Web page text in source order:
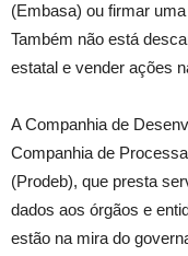
(Embasa) ou firmar
Também não está
estatal e vender ações
A Companhia de
Companhia de
(Prodeb), que presta
dados aos órgãos e
estão na mira do